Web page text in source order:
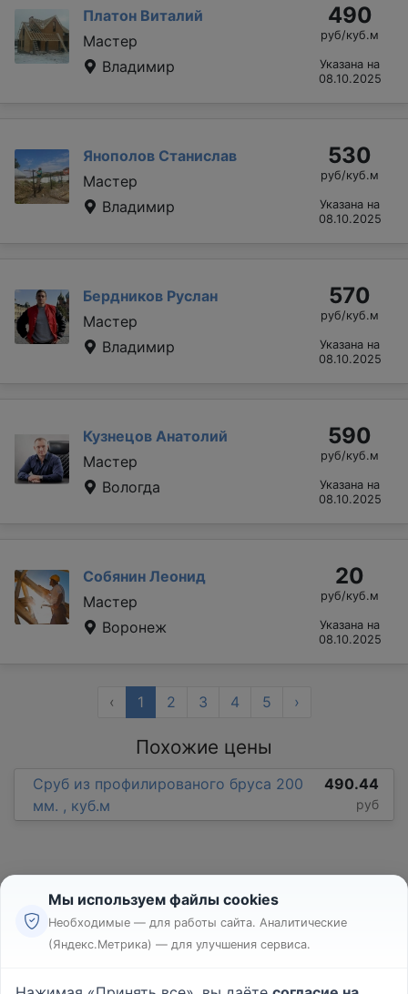
Платон Виталий
Мастер
Владимир
490
руб/куб.м
Указана на
08.10.2025
Янополов Станислав
Мастер
Владимир
530
руб/куб.м
Указана на
08.10.2025
Бердников Руслан
Мастер
Владимир
570
руб/куб.м
Указана на
08.10.2025
Кузнецов Анатолий
Мастер
Вологда
590
руб/куб.м
Указана на
08.10.2025
Собянин Леонид
Мастер
Воронеж
20
руб/куб.м
Указана на
08.10.2025
‹ 1 2 3 4 5 ›
Похожие цены
Сруб из профилированого бруса 200
мм. , куб.м
490.44
руб
Реклама
Мы используем файлы cookies
Необходимые — для работы сайта. Аналитические
(Яндекс.Метрика) — для улучшения сервиса.